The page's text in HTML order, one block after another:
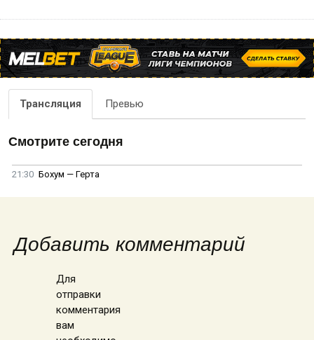
Трансляция Превью
Смотрите сегодня
21:30 Бохум — Герта
Добавить комментарий
Для
отправки
комментария
вам